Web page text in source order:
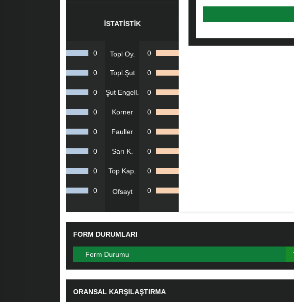
İSTATISTIK
0 Topl Oy. 0
0 Topl.Şut 0
0 Şut Engell. 0
0 Korner 0
0 Fauller 0
0 Sarı K. 0
0 Top Kap. 0
0 Ofsayt 0
FORM DURUMLARI
Form Durumu
ORANSAL KARŞILAŞTIRMA